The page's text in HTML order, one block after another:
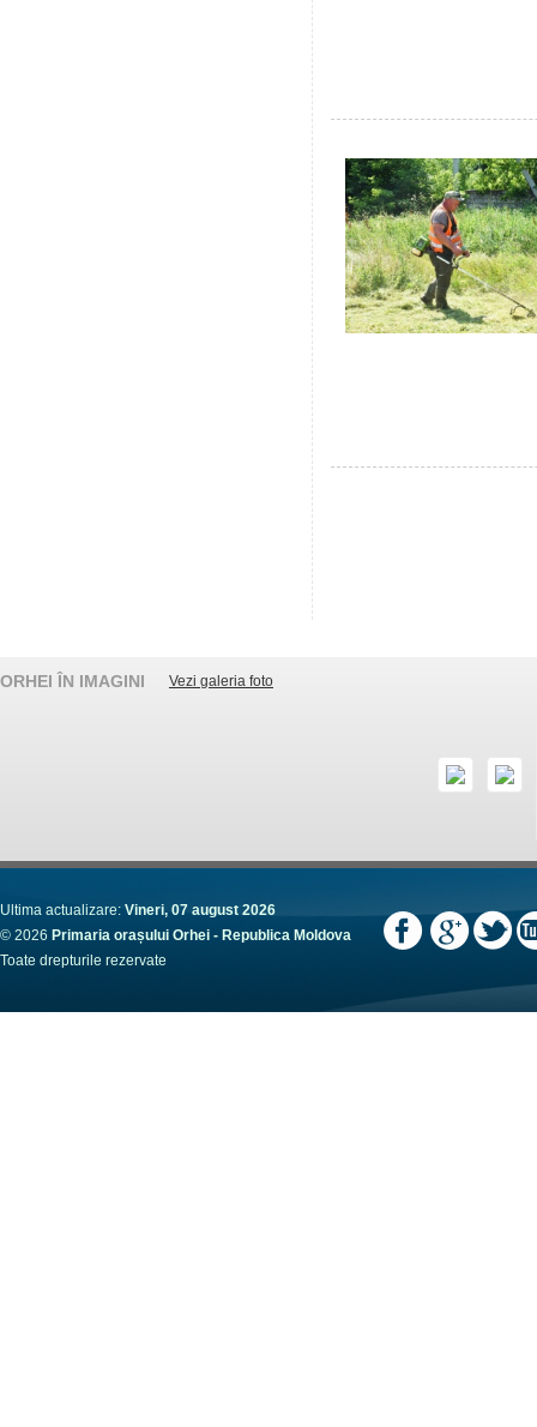
ORHEI ÎN IMAGINI Vezi galeria foto
Ultima actualizare: Vineri, 07 august 2026
© 2026 Primaria orașului Orhei - Republica Moldova
Toate drepturile rezervate